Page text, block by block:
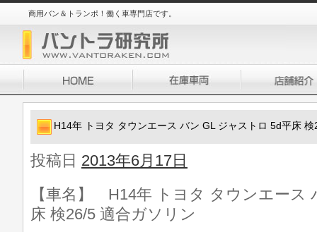
商用バン＆トランポ！働く車専門店です。
H14年 トヨタ タウンエース バン GL ジャストロ 5d平床
投稿日 2013年6月17日
【車名】 H14年 トヨタ タウンエース
床 検26/5 適合ガソリン